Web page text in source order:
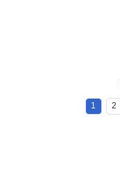
1 2